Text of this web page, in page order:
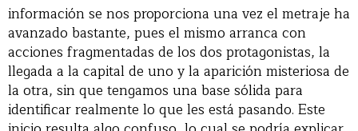
información se nos proporciona una vez el metraje ha
avanzado bastante, pues el mismo arranca con
acciones fragmentadas de los dos protagonistas, la
llegada a la capital de uno y la aparición misteriosa de
la otra, sin que tengamos una base sólida para
identificar realmente lo que les está pasando. Este